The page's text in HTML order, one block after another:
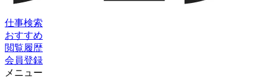
仕事検索
おすすめ
閲覧履歴
会員登録
メニュー